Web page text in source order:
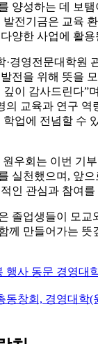
양성하는 데 보
전기금은 교육
양한 사업에 활용
·경영전문대학원
전을 위해 뜻을
이 감사드린다”
의 교육과 연구 역
업에 전념할 수
원우회는 이번 기
실천했으며, 앞으
인 관심과 참여
졸업생들이 모교
께 만들어가는 뜻
행사 동문 경영대
동창회, 경영대학(